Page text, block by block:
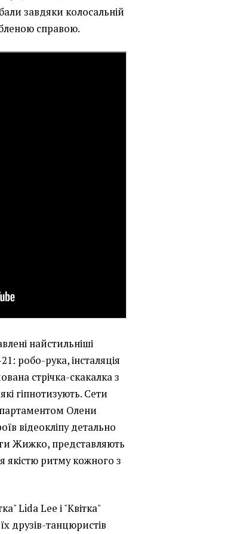
завдяки колосальній
справою.
найстильніші
робо-рука, інсталяція
стрічка-скакалка з
гіпнотизують. Сети
Олени
відеокліпу детально
Жижко, представляють
якістю ритму кожного з
Lida Lee і "Квітка"
друзів-танцюристів